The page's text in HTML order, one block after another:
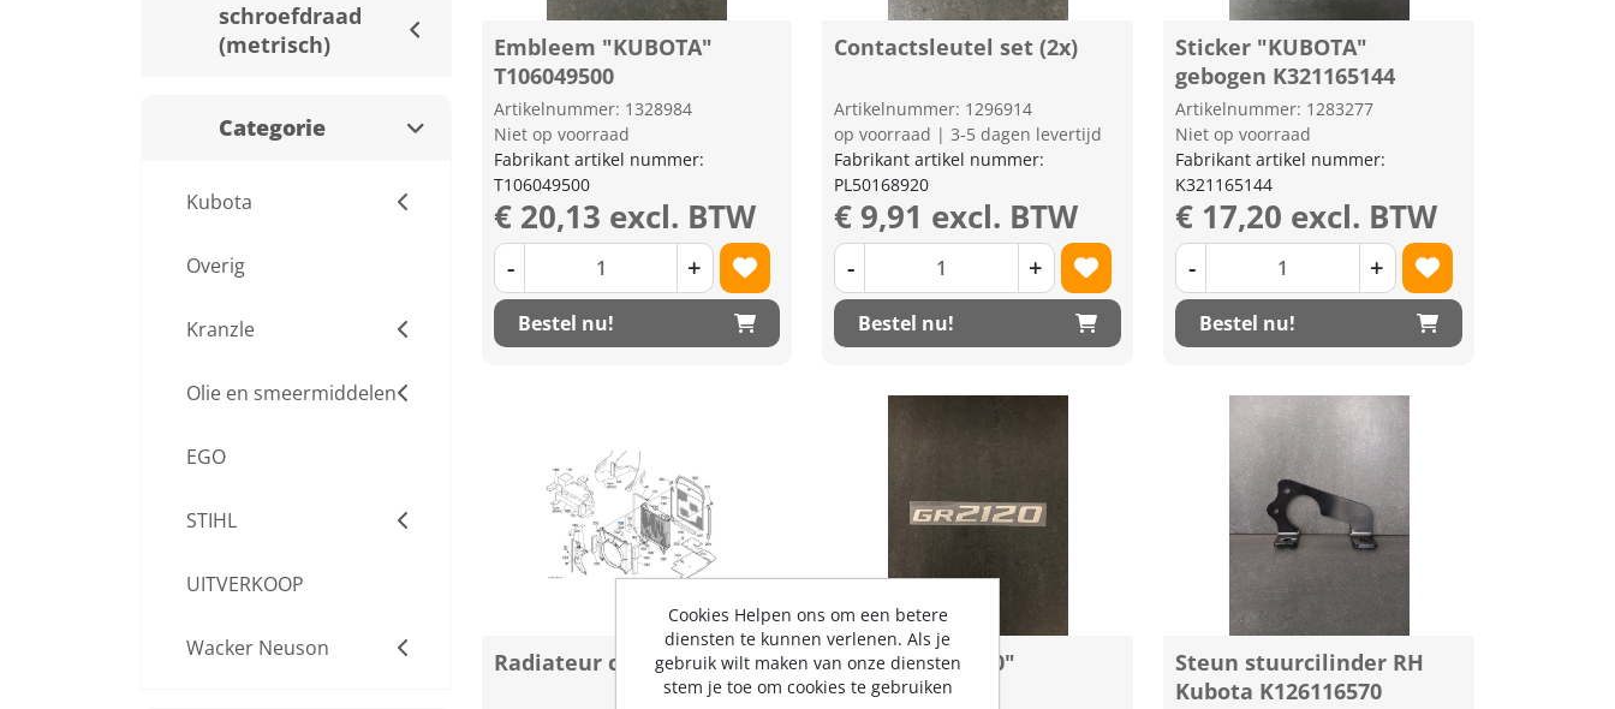
schroefdraad
(metrisch)
Categorie
Kubota
Overig
Kranzle
Olie en smeermiddelen
EGO
STIHL
UITVERKOOP
Wacker Neuson
Embleem "KUBOTA"
T106049500
Artikelnummer: 1328984
Niet op voorraad
Fabrikant artikel nummer:
T106049500
€ 20,13 excl. BTW
- +
Bestel nu!
Contactsleutel set (2x)
Artikelnummer: 1296914
op voorraad | 3-5 dagen levertijd
Fabrikant artikel nummer:
PL50168920
€ 9,91 excl. BTW
- +
Bestel nu!
Sticker "KUBOTA"
gebogen K321165144
Artikelnummer: 1283277
Niet op voorraad
Fabrikant artikel nummer:
K321165144
€ 17,20 excl. BTW
- +
Bestel nu!
Radiateur compleet Sticker "GR2120"
Steun stuurcilinder RH
Kubota K126116570
Cookies Helpen ons om een betere
diensten te kunnen verlenen. Als je
gebruik wilt maken van onze diensten
stem je toe om cookies te gebruiken